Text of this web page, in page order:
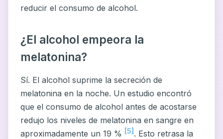
reducir el consumo de alcohol.
¿El alcohol empeora la
melatonina?
Sí. El alcohol suprime la secreción de
melatonina en la noche. Un estudio encontró
que el consumo de alcohol antes de acostarse
redujo los niveles de melatonina en sangre en
aproximadamente un 19 % [5] . Esto retrasa la